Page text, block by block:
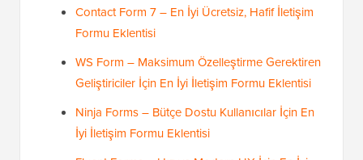
Contact Form 7 – En İyi Ücretsiz, Hafif İletişim
Formu Eklentisi
WS Form – Maksimum Özelleştirme Gerektiren
Geliştiriciler İçin En İyi İletişim Formu Eklentisi
Ninja Forms – Bütçe Dostu Kullanıcılar İçin En
İyi İletişim Formu Eklentisi